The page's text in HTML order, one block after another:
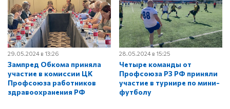
29.05.2024 в 13:26
Зампред Обкома приняла
участие в комиссии ЦК
Профсоюза работников
здравоохранения РФ
28.05.2024 в 15:25
Четыре команды от
Профсоюза РЗ РФ приняли
участие в турнире по мини-
футболу